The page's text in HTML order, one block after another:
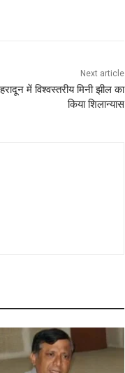
Next article
में विश्वस्तरीय मिनी झील का
किया शिलान्यास